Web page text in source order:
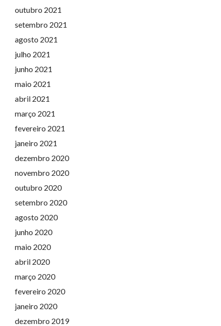
outubro 2021
setembro 2021
agosto 2021
julho 2021
junho 2021
maio 2021
abril 2021
março 2021
fevereiro 2021
janeiro 2021
dezembro 2020
novembro 2020
outubro 2020
setembro 2020
agosto 2020
junho 2020
maio 2020
abril 2020
março 2020
fevereiro 2020
janeiro 2020
dezembro 2019